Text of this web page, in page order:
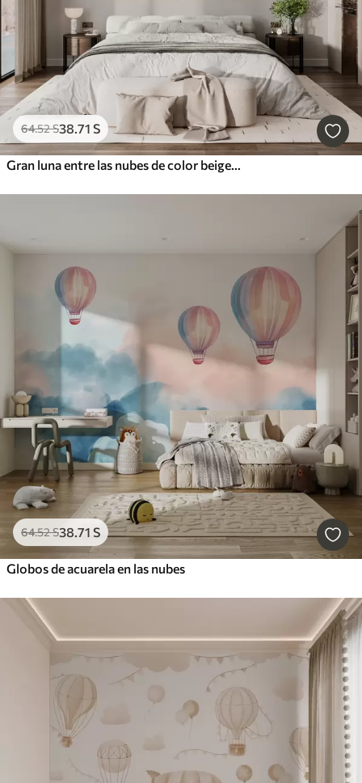
64.52S38.71 S
Gran luna entre las nubes de color beige estilo loft
64.52S38.71 S
Globos de acuarela en las nubes